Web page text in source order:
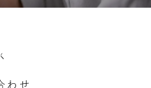
わせ